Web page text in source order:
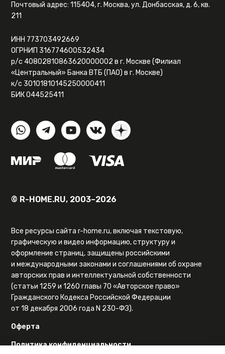
Почтовый адрес: 115404, г. Москва, ул. Донбасская, д. 6, кв.
211
ИНН 773703492669
ОГРНИП 316774600532434
р/с 40802810863620000002 в г. Москве (Филиал
«Центральный» Банка ВТБ (ПАО) в г. Москве)
к/с 30101810145250000411
БИК 044525411
© R-HOME.RU, 2003–2026
Все ресурсы сайта r-home.ru, включая текстовую,
графическую и видео информацию, структуру и
оформление страниц, защищены российскими
и международными законами и соглашениями об охране
авторских прав и интеллектуальной собственности
(статьи 1259 и 1260 главы 70 «Авторское право»
Гражданского Кодекса Российской Федерации
от 18 декабря 2006 года N 230-ФЗ).
Оферта
Политика конфиденциальности